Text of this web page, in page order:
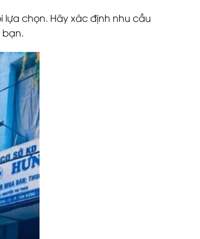
lựa chọn. Hãy xác định nhu cầu
bạn.